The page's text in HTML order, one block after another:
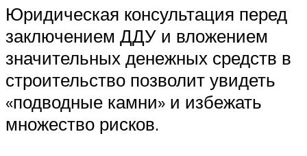
Юридическая консультация перед
заключением ДДУ и вложением
значительных денежных средств в
строительство позволит увидеть
«подводные камни» и избежать
множество рисков.